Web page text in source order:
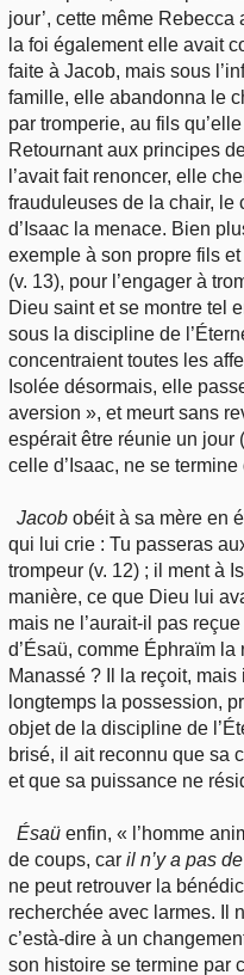
jour’, cette même Rebecca
la foi également elle avait
faite à Jacob, mais sous
famille, elle abandonna le
par tromperie, au fils
Retournant aux principes
l’avait fait renoncer, elle
frauduleuses de la chair,
d’Isaac la menace. Bien
exemple à son propre fils
(v. 13), pour l’engager à
Dieu saint et se montre tel
sous la discipline de
concentraient toutes les
Isolée désormais, elle
aversion », et meurt sans
espérait être réunie un jour
celle d’Isaac, ne se termine
Jacobobéit à sa mère en
qui lui crie : Tu passeras
trompeur (v. 12) ; il ment à
manière, ce que Dieu lui
mais ne l’aurait-il pas
d’Ésaü, comme Éphraïm
Manassé ? Il la reçoit, mais
longtemps la possession,
objet de la discipline de
brisé, il ait reconnu que sa
et que sa puissance ne
Ésaüenfin, « l’homme
de coups, car il n’y a pas
ne peut retrouver la
recherchée avec larmes. Il
c’està-dire à un
son histoire se termine par